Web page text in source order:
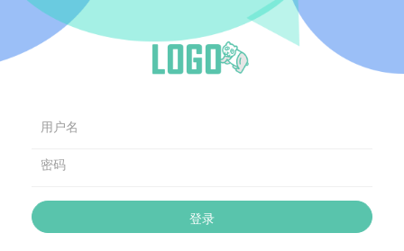
用户名
密码
登录